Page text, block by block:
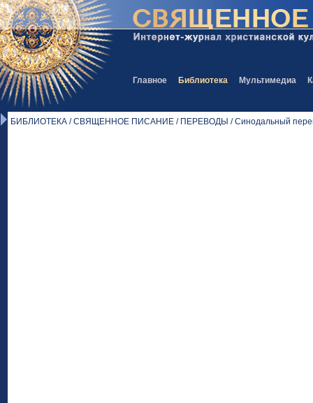
Главное Библиотека Мультимедиа
БИБЛИОТЕКА / СВЯЩЕННОЕ ПИСАНИЕ / ПЕРЕВОДЫ / Синодальный